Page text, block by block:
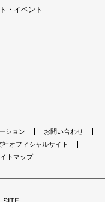
・イベント
ション
お問い合わせ
社オフィシャルサイト
トマップ